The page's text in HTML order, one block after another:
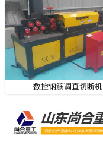
数控钢筋调直切断机